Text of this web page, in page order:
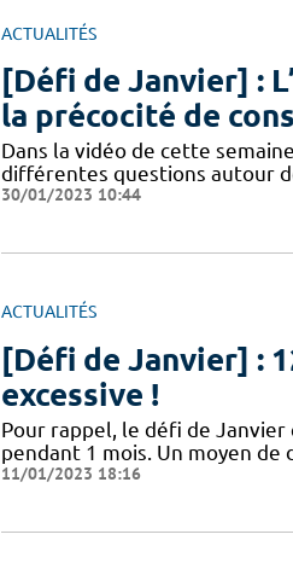
ACTUALITÉS
[Défi de Janvier] :
la précocité de
Dans la vidéo de cette
différentes questions autour
30/01/2023 10:44
ACTUALITÉS
[Défi de Janvier] :
excessive !
Pour rappel, le défi de Janvier
pendant 1 mois. Un moyen
11/01/2023 18:16